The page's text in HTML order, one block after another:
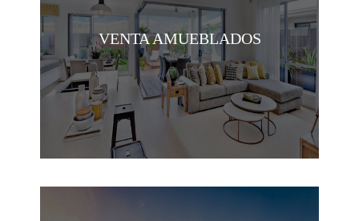
VENTA AMUEBLADOS